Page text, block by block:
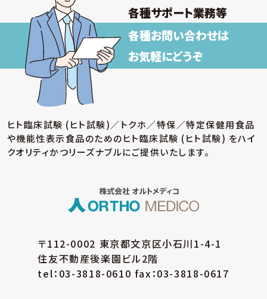
各種サポート業務等
各種お問い合わせは
お気軽にどうぞ
ヒト臨床試験 (ヒト試験)／トクホ／特保／特定保健用食品
や機能性表示食品のためのヒト臨床試験 (ヒト試験) をハイ
クオリティかつリーズナブルにご提供いたします。
〒112-0002 東京都文京区小石川1-4-1
住友不動産後楽園ビル2階
tel：03-3818-0610 fax：03-3818-0617